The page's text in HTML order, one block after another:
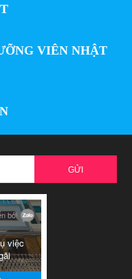
VIÊN NHẬT
GỬI